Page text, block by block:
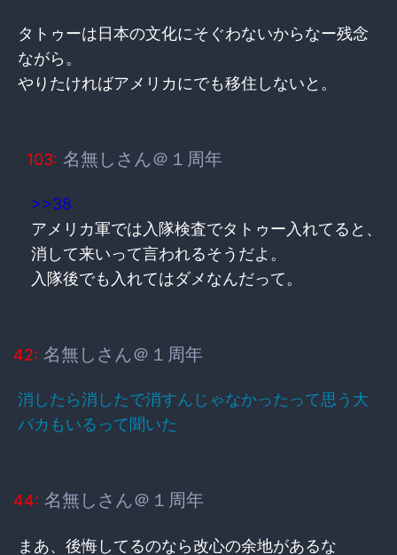
タトゥーは日本の文化にそぐわないからなー残念
ながら。
やりたければアメリカにでも移住しないと。
103: 名無しさん＠１周年
>>38
アメリカ軍では入隊検査でタトゥー入れてると、
消して来いって言われるそうだよ。
入隊後でも入れてはダメなんだって。
42: 名無しさん＠１周年
消したら消したで消すんじゃなかったって思う大
バカもいるって聞いた
44: 名無しさん＠１周年
まあ、後悔してるのなら改心の余地があるな